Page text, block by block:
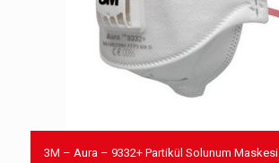
3M – Aura – 9332+ Partikül Solunum Maskesi